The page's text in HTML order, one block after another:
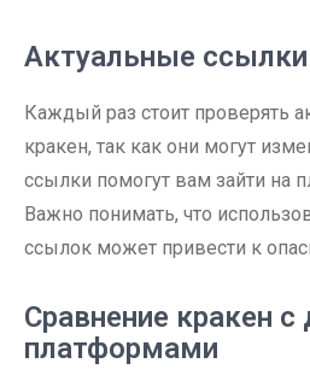
Актуальные ссылки
Каждый раз стоит проверять
кракен, так как они могут
ссылки помогут вам зайти на
Важно понимать, что
ссылок может привести к
Сравнение кракен с
платформами